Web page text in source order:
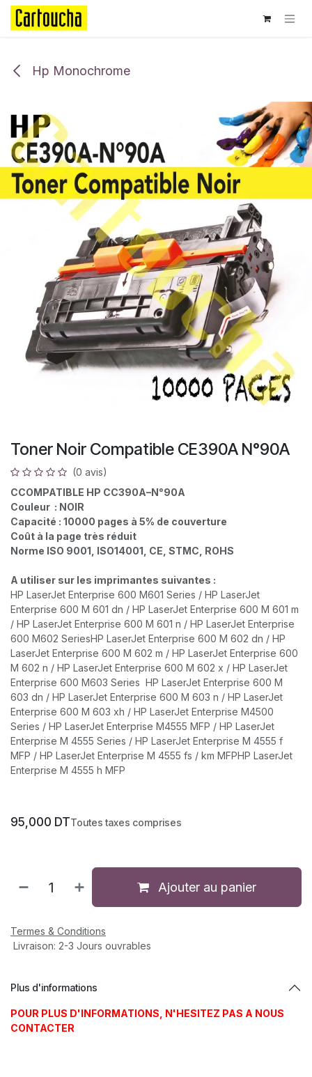
Se rendre au contenu
Hp Monochrome
Toner Noir Compatible CE390A N°90A
(0 avis)
CCOMPATIBLE HP CC390A–N°90A
Couleur : NOIR
Capacité : 10000 pages à 5% de couverture
Coût à la page très réduit
Norme ISO 9001, ISO14001, CE, STMC, ROHS
A utiliser sur les imprimantes suivantes :
HP LaserJet Enterprise 600 M601 Series / HP LaserJet
Enterprise 600 M 601 dn / HP LaserJet Enterprise 600 M 601 m
/ HP LaserJet Enterprise 600 M 601 n / HP LaserJet Enterprise
600 M602 SeriesHP LaserJet Enterprise 600 M 602 dn / HP
LaserJet Enterprise 600 M 602 m / HP LaserJet Enterprise 600
M 602 n / HP LaserJet Enterprise 600 M 602 x / HP LaserJet
Enterprise 600 M603 Series HP LaserJet Enterprise 600 M
603 dn / HP LaserJet Enterprise 600 M 603 n / HP LaserJet
Enterprise 600 M 603 xh / HP LaserJet Enterprise M4500
Series / HP LaserJet Enterprise M4555 MFP / HP LaserJet
Enterprise M 4555 Series / HP LaserJet Enterprise M 4555 f
MFP / HP LaserJet Enterprise M 4555 fs / km MFPHP LaserJet
Enterprise M 4555 h MFP
95,000 DTToutes taxes comprises
Ajouter au panier
Termes & Conditions
Livraison: 2-3 Jours ouvrables
Plus d'informations
POUR PLUS D'INFORMATIONS, N'HESITEZ PAS A NOUS
CONTACTER